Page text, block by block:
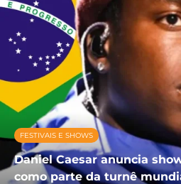
FESTIVAIS E SHOWS
Daniel Caesar anuncia
como parte da turnê